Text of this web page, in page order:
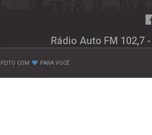
Rádio Auto FM 102,7
FEITO COM PARA VOCÊ